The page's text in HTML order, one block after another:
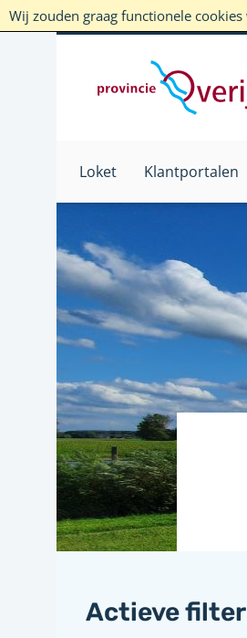
Wij zouden graag functionele
Loket Klantportalen
Actieve